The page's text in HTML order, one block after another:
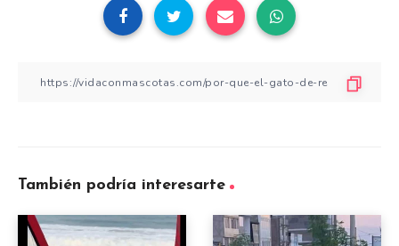
También podría interesarte